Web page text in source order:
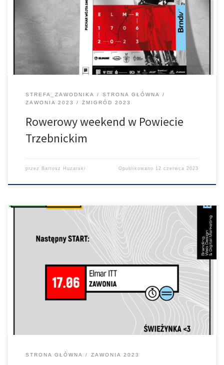
kolejnych edycjach naszego cyklu. 17 czerwca jazda indywidualna
na czas w Zawoni 18 czerwca wyścig GP Dolny Baryczy w
Żmigrodzie. zapraszamy.
STREFA_ZAWODNIKA
STRONA GŁÓWNA
ZAWONIA 2023
ŻMIGRÓD 2023
Rowerowy weekend w Powiecie
Trzebnickim
przez Bartosz Huzarski Opublikowano 12 czerwca 2023
Pytacie, dzwonicie więc odpowiadamy. Podczas etapu ITT w
Zawoni, zakazane są rowery czasowe oraz przystawki na
kierownicę – tzw.lemondki. Odpowiedni zapis pojawił się w
komunikacie organizatora dotyczącym tego wyścigu. Korekcie
uległ też regulamin główny. Dlaczego ? po pierwsze ze
względów bezpieczeństwa. po drugie chcemy dać wszystkim
równe szanse w rywalizacji […]
STRONA GŁÓWNA ZAWONIA 2023